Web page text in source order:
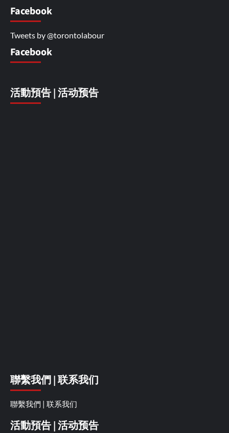
Facebook
Tweets by @torontolabour
Facebook
活動預告 | 活动预告
聯繫我們 | 联系我们
聯繫我們 | 联系我们
活動預告 | 活动预告